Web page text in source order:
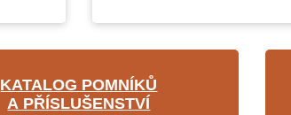
KATALOG POMNÍKŮ
A PŘÍSLUŠENSTVÍ